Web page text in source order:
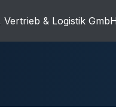
& Logistik GmbH